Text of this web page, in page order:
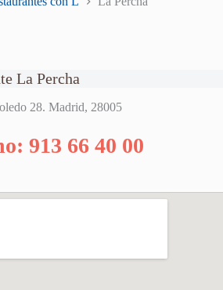
La Percha
28. Madrid, 28005
913 66 40 00